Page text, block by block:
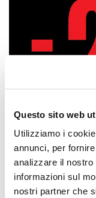
Questo sito web
Utilizziamo i
annunci, per
analizzare il
informazioni sul
nostri partner che